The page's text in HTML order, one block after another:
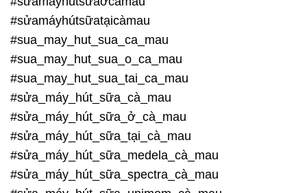
#sửamáyhútsữatạicàmau
#sua_may_hut_sua_ca_mau
#sua_may_hut_sua_o_ca_mau
#sua_may_hut_sua_tai_ca_mau
#sửa_máy_hút_sữa_cà_mau
#sửa_máy_hút_sữa_ở_cà_mau
#sửa_máy_hút_sữa_tại_cà_mau
#sửa_máy_hút_sữa_medela_cà_mau
#sửa_máy_hút_sữa_spectra_cà_mau